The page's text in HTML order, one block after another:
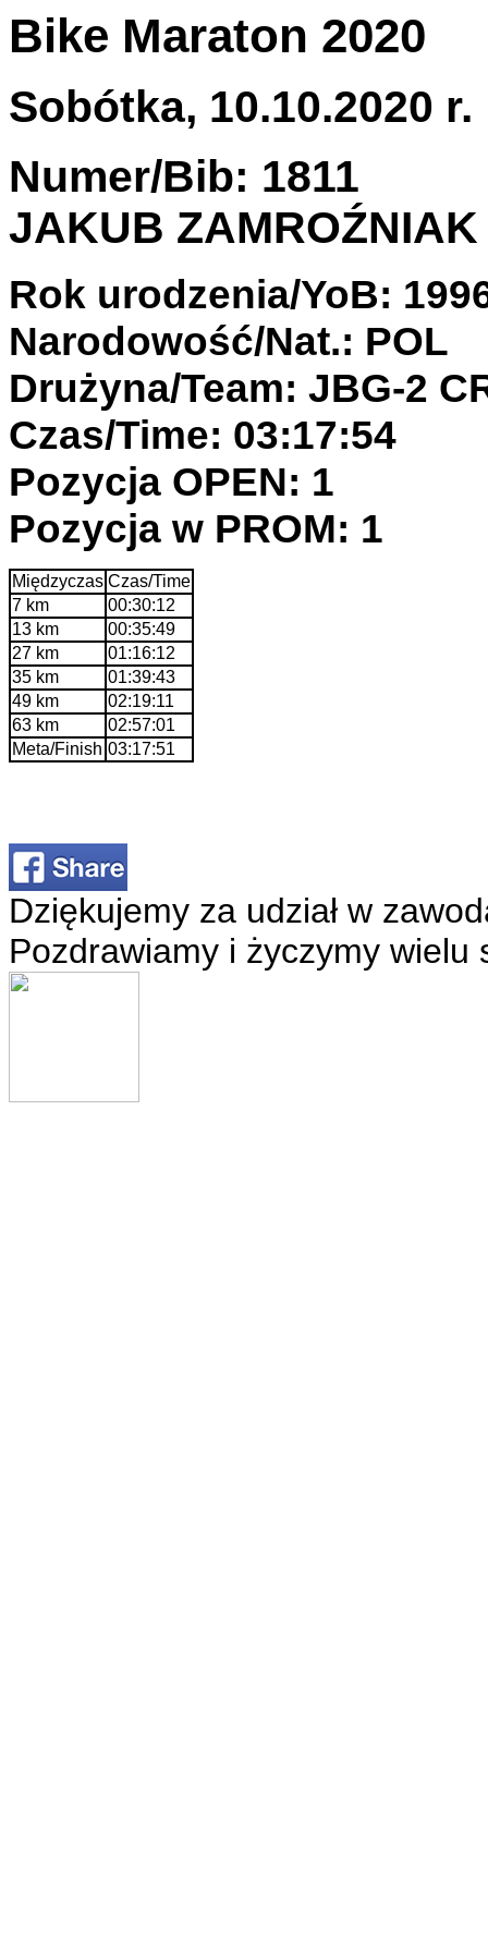
Bike Maraton 2020
Sobótka, 10.10.2020 r.
Numer/Bib: 1811
JAKUB ZAMROŹNIAK
Rok urodzenia/YoB:
Narodowość/Nat.: POL
Drużyna/Team: JBG-2
Czas/Time: 03:17:54
Pozycja OPEN: 1
Pozycja w PROM: 1
Międzyczas Czas/Time
7 km
00:30:12
13 km
00:35:49
27 km
01:16:12
35 km
01:39:43
49 km
02:19:11
63 km
02:57:01
Meta/Finish 03:17:51
Dziękujemy za udział w
Pozdrawiamy i życzymy wielu